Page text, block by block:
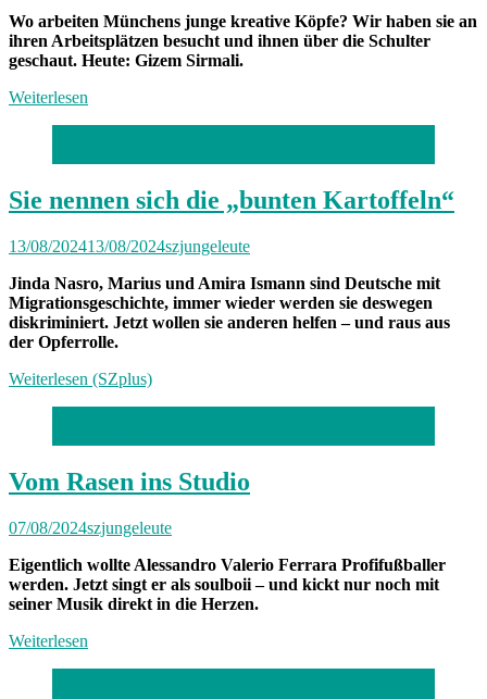
Wo arbeiten Münchens junge kreative Köpfe? Wir haben sie an
ihren Arbeitsplätzen besucht und ihnen über die Schulter
geschaut. Heute: Gizem Sirmali.
Weiterlesen
Sie nennen sich die „bunten Kartoffeln“
13/08/202413/08/2024szjungeleute
Jinda Nasro, Marius und Amira Ismann sind Deutsche mit
Migrationsgeschichte, immer wieder werden sie deswegen
diskriminiert. Jetzt wollen sie anderen helfen – und raus aus
der Opferrolle.
Weiterlesen (SZplus)
Vom Rasen ins Studio
07/08/2024szjungeleute
Eigentlich wollte Alessandro Valerio Ferrara Profifußballer
werden. Jetzt singt er als soulboii – und kickt nur noch mit
seiner Musik direkt in die Herzen.
Weiterlesen